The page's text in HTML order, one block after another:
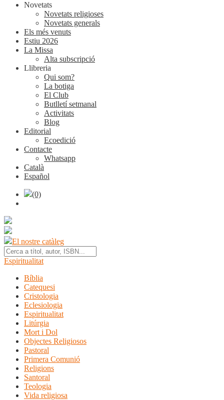
Novetats
Novetats religioses
Novetats generals
Els més venuts
Estiu 2026
La Missa
Alta subscripció
Llibreria
Qui som?
La botiga
El Club
Butlletí setmanal
Activitats
Blog
Editorial
Ecoedició
Contacte
Whatsapp
Català
Español
(0)
El nostre catàleg
Espiritualitat
Bíblia
Catequesi
Cristologia
Eclesiologia
Espiritualitat
Litúrgia
Mort i Dol
Objectes Religiosos
Pastoral
Primera Comunió
Religions
Santoral
Teologia
Vida religiosa